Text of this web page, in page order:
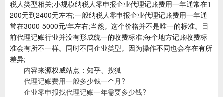
税人类型相关;小规模纳税人零申报企业代理记账费用一年通常在1
200元到2400元左右;一般纳税人零申报企业代理记账费用一年通
常在3000-5000元/年左右;当然。这个价格并不是唯一的标准。目
前代理记账行业并没有形成统一的收费标准;每个地方记账收费标
准会有所不一样。同时不同企业类型。因为操作不同也会存在有所
差异;
内容来源权威站点：知乎、搜狐
代理记账费用一般多少钱一个月?
企业零申报找代理记账一年需要多少钱?